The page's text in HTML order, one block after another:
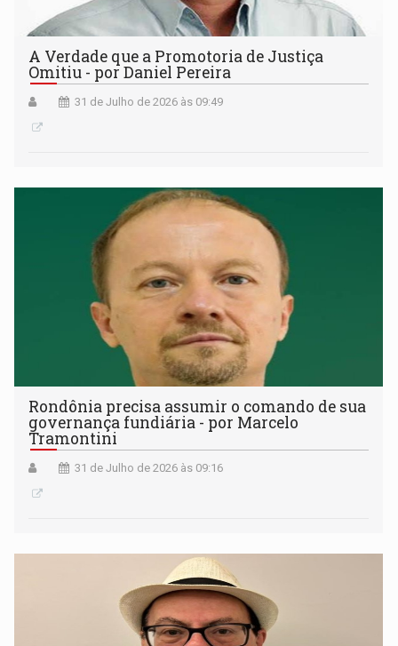
A Verdade que a Promotoria de Justiça
Omitiu - por Daniel Pereira
31 de Julho de 2026 às 09:49
Rondônia precisa assumir o comando de sua
governança fundiária - por Marcelo
Tramontini
31 de Julho de 2026 às 09:16